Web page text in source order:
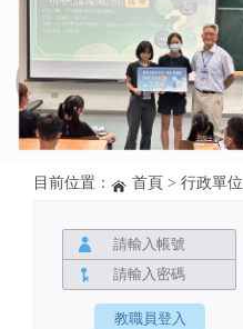
目前位置： 首頁 > 行政單位